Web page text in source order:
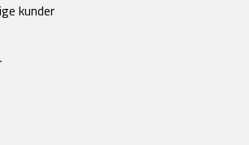
kunder